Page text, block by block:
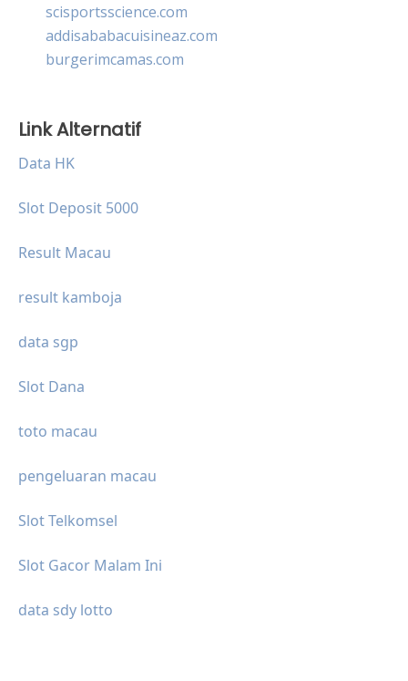
scisportsscience.com
addisababacuisineaz.com
burgerimcamas.com
Link Alternatif
Data HK
Slot Deposit 5000
Result Macau
result kamboja
data sgp
Slot Dana
toto macau
pengeluaran macau
Slot Telkomsel
Slot Gacor Malam Ini
data sdy lotto